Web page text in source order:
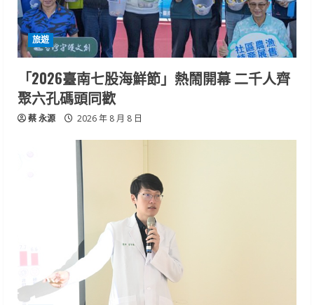
旅遊
「2026臺南七股海鮮節」熱鬧開幕 二千人齊
聚六孔碼頭同歡
蔡 永源 2026 年 8 月 8 日